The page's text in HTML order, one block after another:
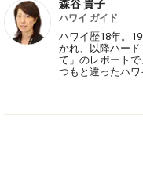
森谷 貴子
ハワイ ガイド
ハワイ歴18年。
かれ、以降ハー
て」のレポート
つもと違ったハワ